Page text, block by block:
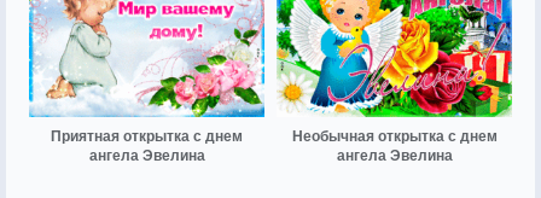
Приятная открытка с днем
ангела Эвелина
Необычная открытка с днем
ангела Эвелина